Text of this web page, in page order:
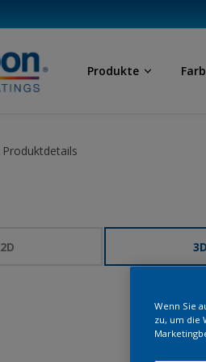
Produkte
Produktdetails
2D 3D
Wenn Sie
zu, um die